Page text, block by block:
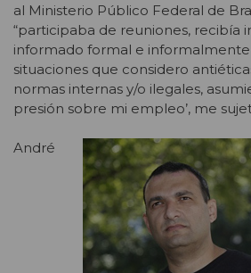
al Ministerio Público Federal de
“participaba de reuniones, recibía
informado formal e informalmente
situaciones que considero
normas internas y/o ilegales,
presión sobre mi empleo’, me
André